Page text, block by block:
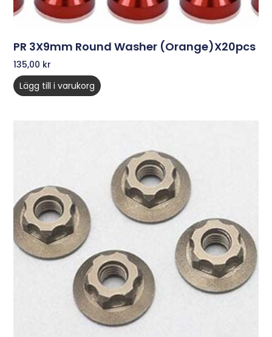
PR 3X9mm Round Washer (Orange)x20pcs
135,00 kr
Lägg till i varukorg